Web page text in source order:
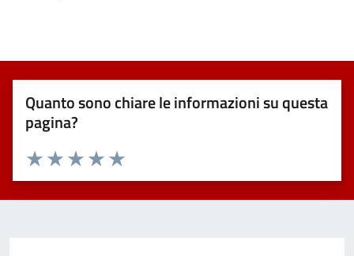
Quanto sono chiare le informazioni su questa
pagina?
Valuta 5 stelle su 5
Valuta 4 stelle su 5
Valuta 3 stelle su 5
Valuta 2 stelle su 5
Valuta 1 stelle su 5